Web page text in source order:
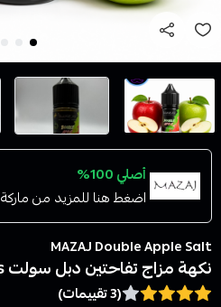
أصلي 100%
اضغط هنا للمزيد من ماركة
MAZAJ Double Apple Salt
نكهة مزاج تفاحتين دبل سولت MAZAJ two apples
(3 تقييمات)